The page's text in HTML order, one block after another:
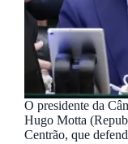
O presidente da
Hugo Motta
Centrão, que